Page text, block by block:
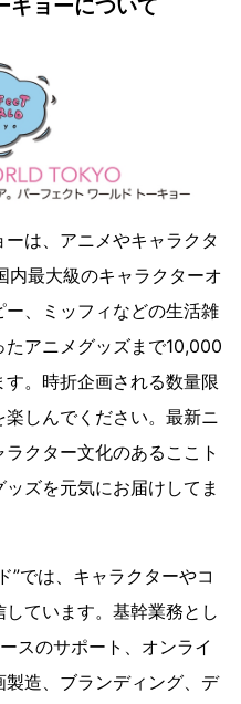
キョーについて
は、アニメやキャラクタ
内最大級のキャラクターオ
、ミッフィなどの生活雑
アニメグッズまで10,000
。時折企画される数量限
しんでください。最新ニ
クター文化のあるここト
ズを元気にお届けしてま
”では、キャラクターやコ
ています。基幹業務とし
スのサポート、オンライ
造、ブランディング、デ